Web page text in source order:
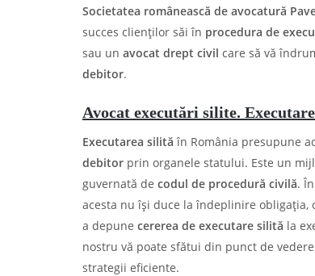
Societatea românească de avocatură
succes clienților săi în procedura de
sau un avocat drept civil care să vă
debitor.
Avocat executări silite.
Executarea silită în România presupune
debitor prin organele statului. Este un
guvernată de codul de procedură civilă.
acesta nu își duce la îndeplinire
a depune cererea de executare silită la
nostru vă poate sfătui din punct de
strategii eficiente.